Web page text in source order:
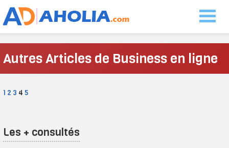
Autres Articles de Business en ligne
1 2 3 45
Les + consultés